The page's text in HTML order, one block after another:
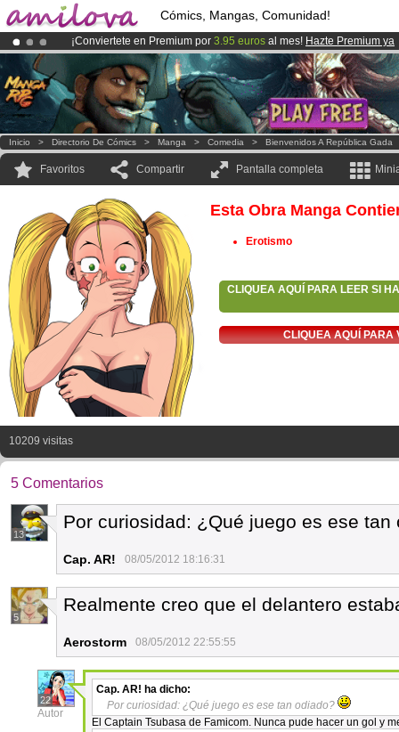
Cómics, Mangas, Comunidad!
¡Conviertete en Premium por 3.95 euros al mes! Hazte Premium ya
¡El Kickstarter Amilova está desormado lanzado!.
¡Ya tenemos 100000miembrosy 1000 Cómics y Mangas!.
Inicio > Directorio De Cómics > Manga > Comedia > Bienvenidos A República Gada
Favoritos Compartir Pantalla completa
Esta Obra Manga
Erotismo
CLIQUEA AQUÍ PARA LEER SI
CLIQUEA AQUÍ PARA
10209 visitas
5 Comentarios
13
Por curiosidad: ¿Qué juego es ese
Cap. AR! 08/05/2012 18:16:31
5
Realmente creo que el delantero
Aerostorm 08/05/2012 22:55:55
22
Autor
Cap. AR! ha dicho:
Por curiosidad: ¿Qué juego es ese tan odiado?
El Captain Tsubasa de Famicom. Nunca pude hacer un gol y